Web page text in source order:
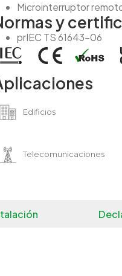
Microinterruptor
y
prIEC TS 61643-06
Edificios
Telecomunicaciones